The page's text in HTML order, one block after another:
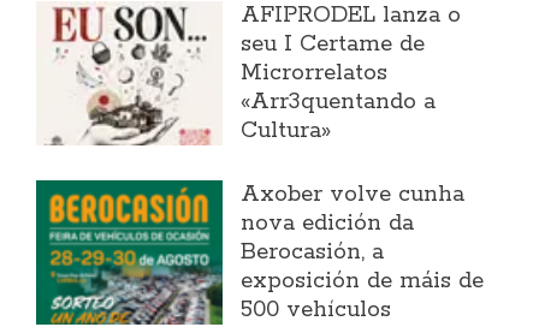
AFIPRODEL lanza o
seu I Certame de
Microrrelatos
«Arr3quentando a
Cultura»
Axober volve cunha
nova edición da
Berocasión, a
exposición de máis de
500 vehículos